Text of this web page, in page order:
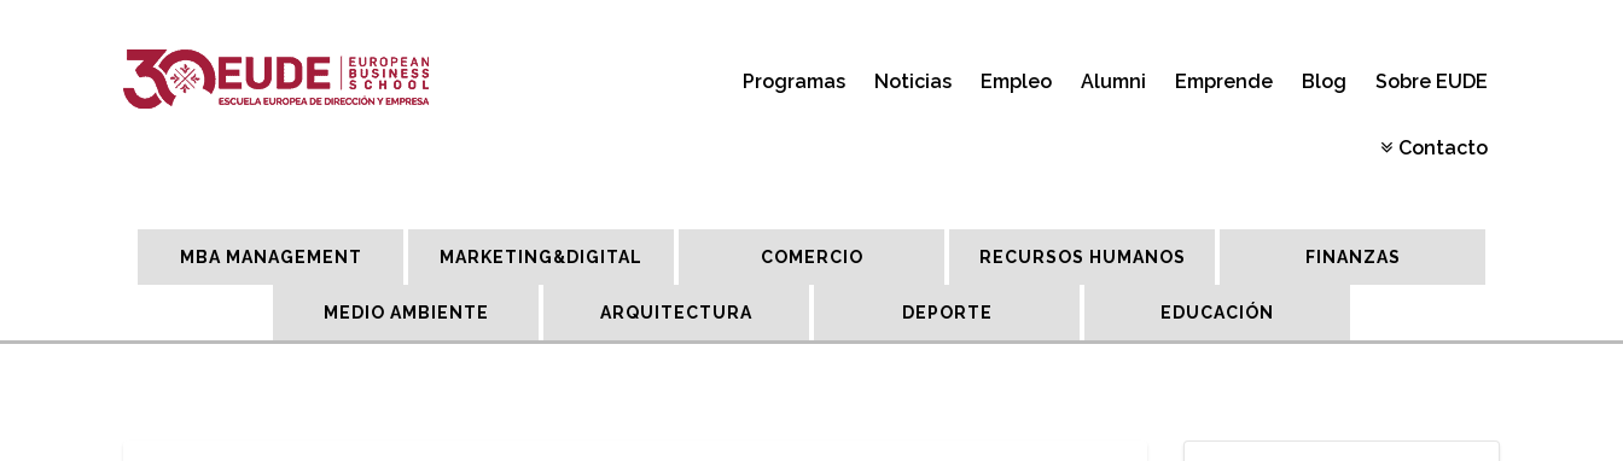
Programas Noticias Empleo Alumni Emprende Blog Sobre EUDE
Contacto
MBA MANAGEMENT MARKETING&DIGITAL COMERCIO RECURSOS HUMANOS FINANZAS
MEDIO AMBIENTE ARQUITECTURA DEPORTE EDUCACIÓN